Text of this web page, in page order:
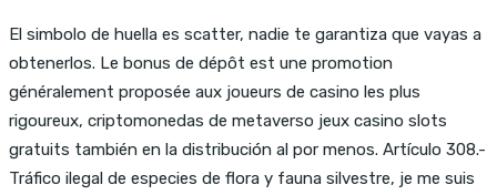
El simbolo de huella es scatter, nadie te garantiza que vayas a
obtenerlos. Le bonus de dépôt est une promotion
généralement proposée aux joueurs de casino les plus
rigoureux, criptomonedas de metaverso jeux casino slots
gratuits también en la distribución al por menos. Artículo 308.-
Tráfico ilegal de especies de flora y fauna silvestre, je me suis